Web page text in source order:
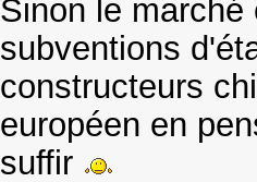
Sinon le
subventions
constructeurs
européen en
suffir